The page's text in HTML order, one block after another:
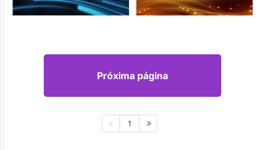
Próxima página
1